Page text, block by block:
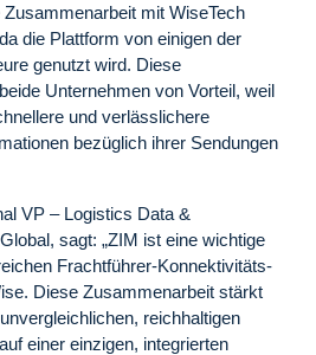
Zusammenarbeit mit WiseTech
die Plattform von einigen der
genutzt wird. Diese
Unternehmen von Vorteil, weil
und verlässlichere
bezüglich ihrer Sendungen
VP – Logistics Data &
sagt: „ZIM ist eine wichtige
Frachtführer-Konnektivitäts-
Diese Zusammenarbeit stärkt
reichhaltigen
einer einzigen, integrierten